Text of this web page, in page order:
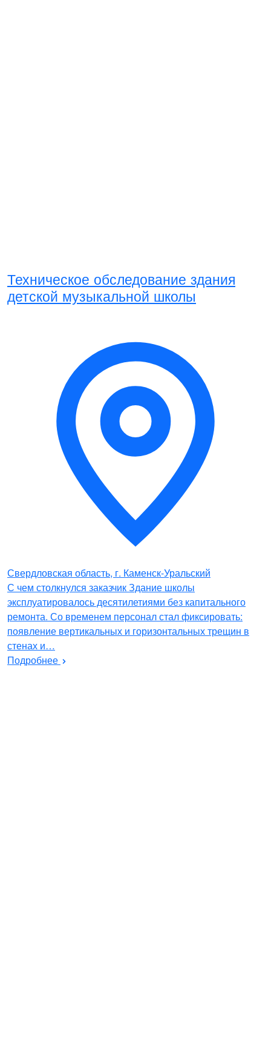
Техническое обследование здания
детской музыкальной школы
Свердловская область, г. Каменск-Уральский
С чем столкнулся заказчик Здание школы
эксплуатировалось десятилетиями без капитального
ремонта. Со временем персонал стал фиксировать:
появление вертикальных и горизонтальных трещин в
стенах и…
Подробнее